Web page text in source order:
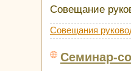
Совещание
Совещания
Семинар-